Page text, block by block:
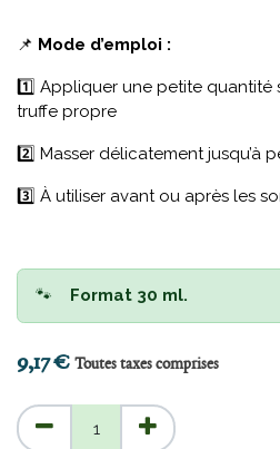
📌 Mode d’emploi :
1️⃣ Appliquer une petite quantité
truffe propre
2️⃣ Masser délicatement jusqu’à
3️⃣ À utiliser avant ou après les
🐾 Format 30 ml.​​
9,17€ Toutes taxes comprises